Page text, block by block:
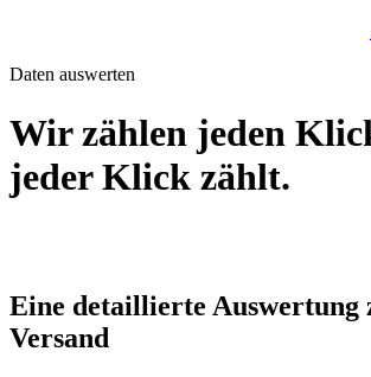
Daten auswerten
Wir zählen jeden
jeder Klick zählt.
Eine detaillierte Auswertung
Versand